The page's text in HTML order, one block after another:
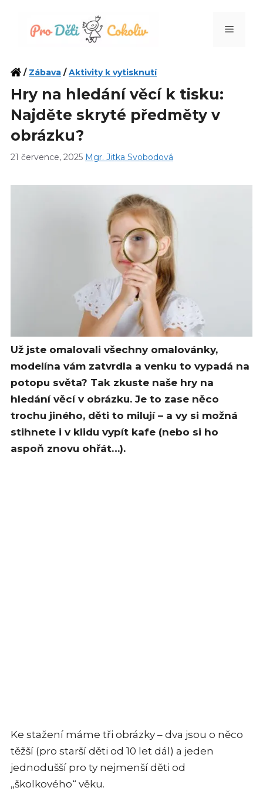
Menu
/ Zábava /Aktivity k vytisknutí
Hry na hledání věcí k tisku:
Najděte skryté předměty v
obrázku?
21 července, 2025 Mgr. Jitka Svobodová
Už jste omalovali všechny omalovánky,
modelína vám zatvrdla a venku to vypadá na
potopu světa? Tak zkuste naše hry na
hledání věcí v obrázku. Je to zase něco
trochu jiného, děti to milují – a vy si možná
stihnete i v klidu vypít kafe (nebo si ho
aspoň znovu ohřát…).
Ke stažení máme tři obrázky – dva jsou o něco
těžší (pro starší děti od 10 let dál) a jeden
jednodušší pro ty nejmenší děti od
„školkového“ věku.